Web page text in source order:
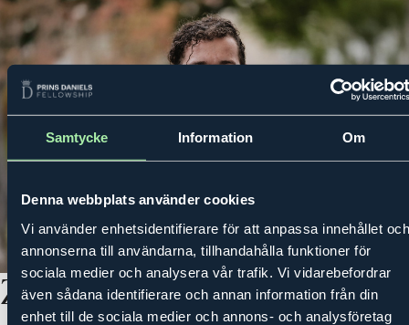
Samtycke Information Om
Denna webbplats använder cookies
Vi använder enhetsidentifierare för att anpassa innehållet och
annonserna till användarna, tillhandahålla funktioner för
sociala medier och analysera vår trafik. Vi vidarebefordrar
även sådana identifierare och annan information från din
enhet till de sociala medier och annons- och analysföretag
MENU
Zaid Saeed